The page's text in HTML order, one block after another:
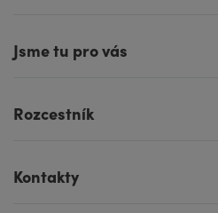
Jsme tu pro vás
Rozcestník
Kontakty